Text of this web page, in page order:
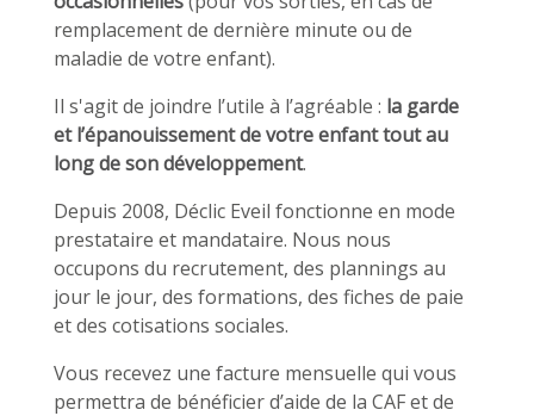
remplacement de dernière minute ou de
maladie de votre enfant).
Il s'agit de joindre l’utile à l’agréable : la garde
et l’épanouissement de votre enfant tout au
long de son développement.
Depuis 2008, Déclic Eveil fonctionne en mode
prestataire et mandataire. Nous nous
occupons du recrutement, des plannings au
jour le jour, des formations, des fiches de paie
et des cotisations sociales.
Vous recevez une facture mensuelle qui vous
permettra de bénéficier d’aide de la CAF et de